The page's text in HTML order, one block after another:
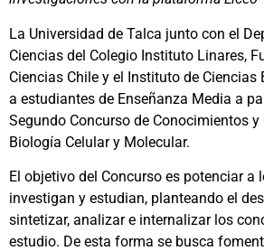
La Universidad de Talca junto con el
Ciencias del Colegio Instituto Linares,
Ciencias Chile y el Instituto de
a estudiantes de Enseñanza Media a
Segundo Concurso de Conocimientos
Biología Celular y Molecular.
El objetivo del Concurso es potenciar a
investigan y estudian, planteando el
sintetizar, analizar e internalizar los
estudio. De esta forma se busca